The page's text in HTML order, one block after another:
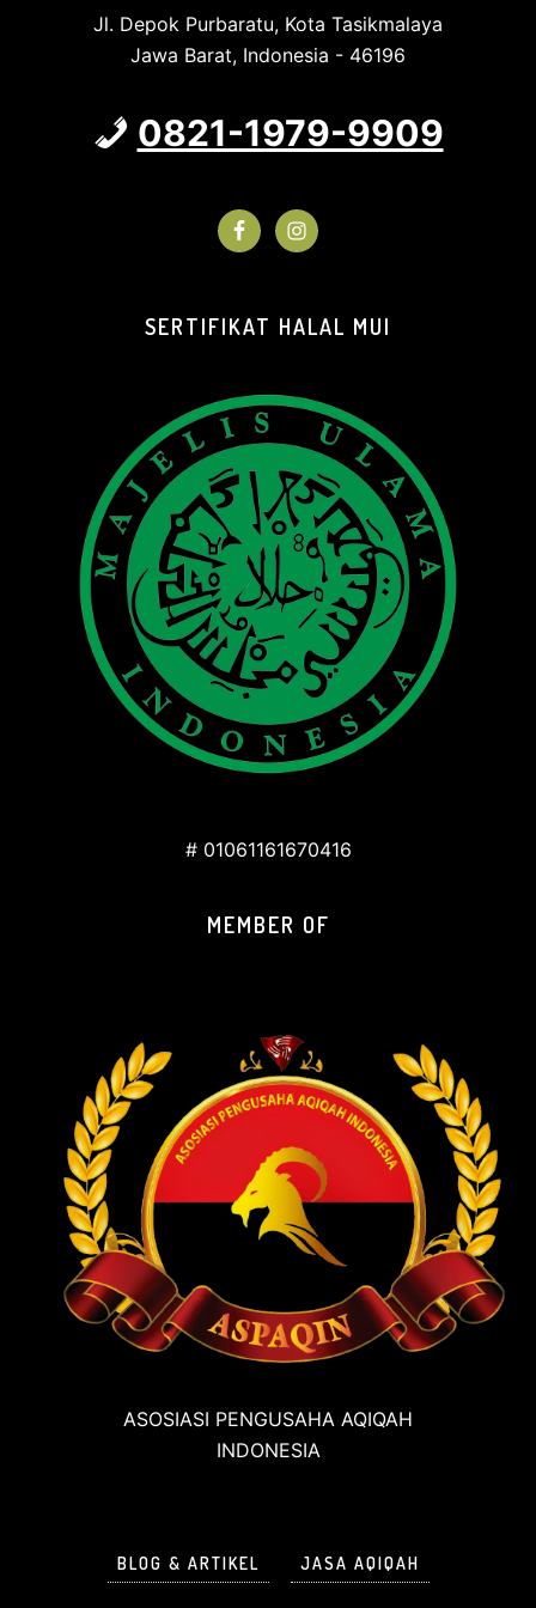
Jl. Depok Purbaratu, Kota Tasikmalaya
Jawa Barat, Indonesia - 46196
0821-1979-9909
SERTIFIKAT HALAL MUI
# 01061161670416
MEMBER OF
ASOSIASI PENGUSAHA AQIQAH
INDONESIA
BLOG & ARTIKEL JASA AQIQAH